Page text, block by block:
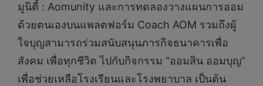
มูนิตี้ : Aomunity และการทดลองวางแผนการออม
ด้วยตนเองบนแพลตฟอร์ม Coach AOM รวมถึงผู้
ใจบุญสามารถร่วมสนับสนุนภารกิจธนาคารเพื่อ
สังคม เพื่อทุกชีวิต ไปกับกิจกรรม “ออมสิน ออมบุญ”
เพื่อช่วยเหลือโรงเรียนและโรงพยาบาล เป็นต้น